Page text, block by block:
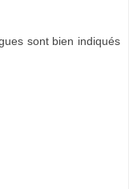
sont bien indiqués